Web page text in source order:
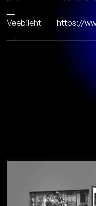
Veebileht https://